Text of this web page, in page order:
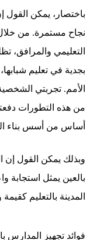
باختصار، يمكن القول
نجاح مستمرة. من
التعليمي والمرافق،
بجدية في تعليم
الأمم. تجربتي
من هذه التطورات
أساس من أسس بناء
وبذلك يمكن القول إن
بالعين يمثل استجابة
المدينة بالتعليم
فوائد تجهيز المدارس